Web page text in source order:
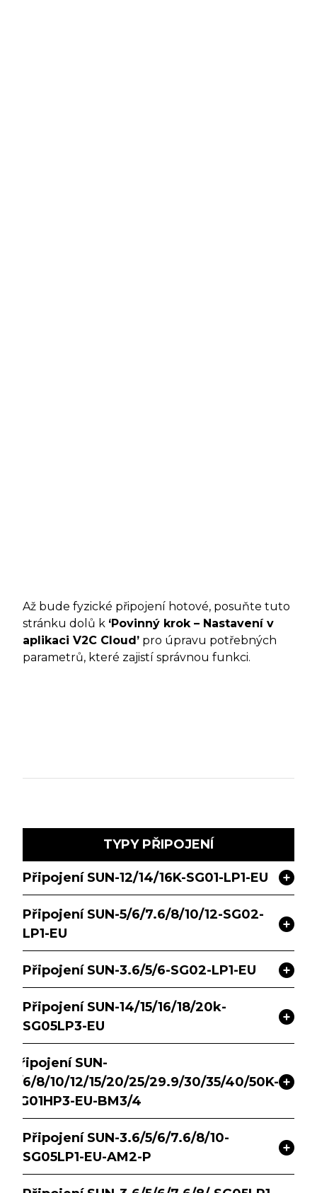
Až bude fyzické připojení hotové, posuňte tuto
stránku dolů k ‘Povinný krok – Nastavení v
aplikaci V2C Cloud’ pro úpravu potřebných
parametrů, které zajistí správnou funkci.
TYPY PŘIPOJENÍ
Připojení SUN-12/14/16K-SG01-LP1-EU
Připojení SUN-5/6/7.6/8/10/12-SG02-
LP1-EU
Připojení SUN-3.6/5/6-SG02-LP1-EU
Připojení SUN-14/15/16/18/20k-
SG05LP3-EU
Připojení SUN-
5/6/8/10/12/15/20/25/29.9/30/35/40/50K-
SG01HP3-EU-BM3/4
Připojení SUN-3.6/5/6/7.6/8/10-
SG05LP1-EU-AM2-P